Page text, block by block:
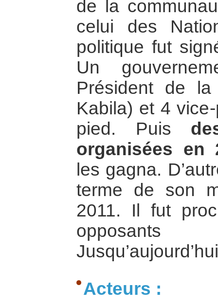
de la
celui des
politique fut
Un
Président de la
Kabila) et 4
pied. Puis
organisées en
les gagna.
terme de son
2011. Il fut
Acteurs :